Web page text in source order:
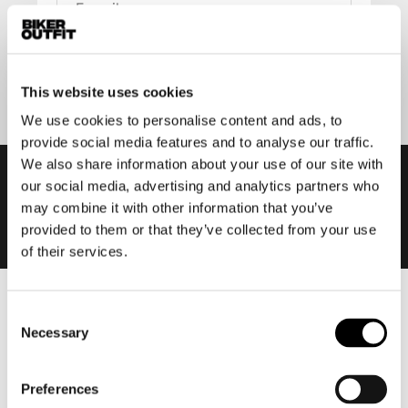
This website uses cookies
We use cookies to personalise content and ads, to
provide social media features and to analyse our traffic.
We also share information about your use of our site with
our social media, advertising and analytics partners who
may combine it with other information that you’ve
provided to them or that they’ve collected from your use
of their services.
Selection
Necessary
Preferences
Motorkleding heren
Motorbroek heren